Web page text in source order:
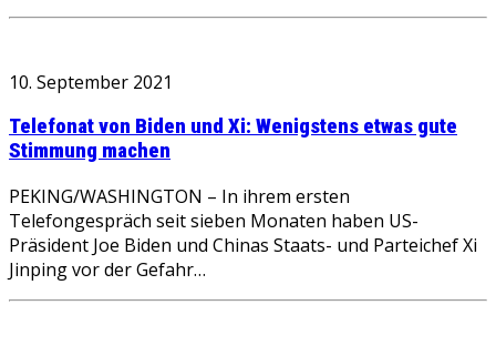
10. September 2021
Telefonat von Biden und Xi: Wenigstens etwas gute
Stimmung machen
PEKING/WASHINGTON – In ihrem ersten
Telefongespräch seit sieben Monaten haben US-
Präsident Joe Biden und Chinas Staats- und Parteichef Xi
Jinping vor der Gefahr…